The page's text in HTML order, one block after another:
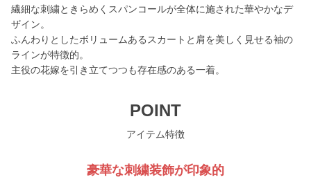
繊細な刺繍ときらめくスパンコールが全体に施された華やかなデ
ザイン。
ふんわりとしたボリュームあるスカートと肩を美しく見せる袖の
ラインが特徴的。
主役の花嫁を引き立てつつも存在感のある一着。
POINT
アイテム特徴
豪華な刺繍装飾が印象的